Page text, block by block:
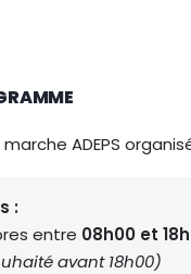
ADEPS
:
entre 08h00 et
avant 18h00)